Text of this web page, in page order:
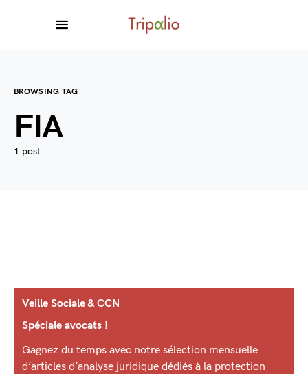
BROWSING TAG
FIA
1 post
Veille Sociale & CCN
Spéciale avocats !
Gagnez du temps avec notre sélection mensuelle
d’articles d’analyse juridique dédiés à la protection